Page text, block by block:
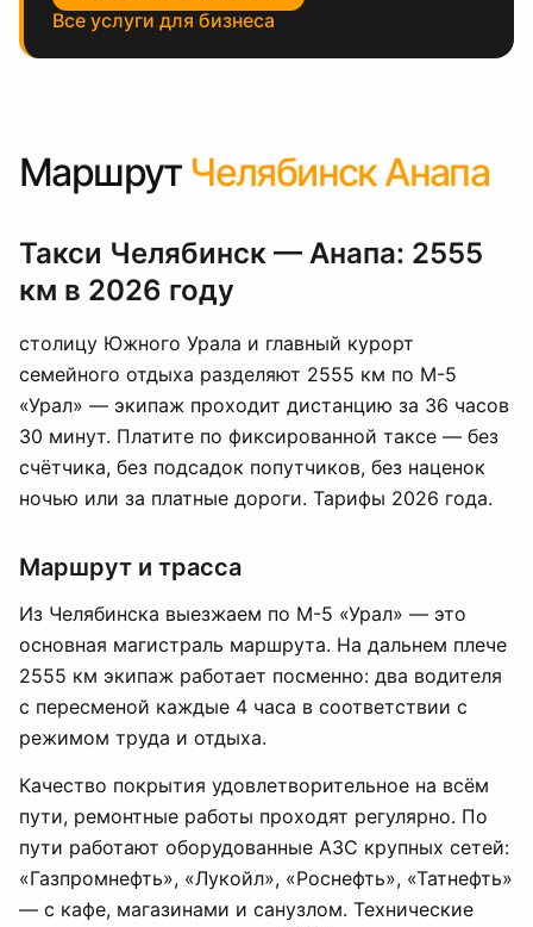
Все услуги для бизнеса
Маршрут Челябинск Анапа
Такси Челябинск — Анапа: 2555
км в 2026 году
столицу Южного Урала и главный курорт
семейного отдыха разделяют 2555 км по М-5
«Урал» — экипаж проходит дистанцию за 36 часов
30 минут. Платите по фиксированной таксе — без
счётчика, без подсадок попутчиков, без наценок
ночью или за платные дороги. Тарифы 2026 года.
Маршрут и трасса
Из Челябинска выезжаем по М-5 «Урал» — это
основная магистраль маршрута. На дальнем плече
2555 км экипаж работает посменно: два водителя
с пересменой каждые 4 часа в соответствии с
режимом труда и отдыха.
Качество покрытия удовлетворительное на всём
пути, ремонтные работы проходят регулярно. По
пути работают оборудованные АЗС крупных сетей:
«Газпромнефть», «Лукойл», «Роснефть», «Татнефть»
— с кафе, магазинами и санузлом. Технические